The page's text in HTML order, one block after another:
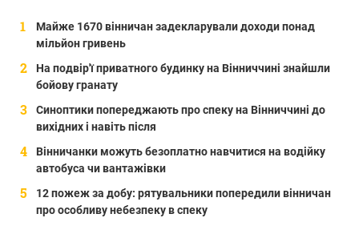
Майже 1670 вінничан задекларували доходи понад
мільйон гривень
На подвір'ї приватного будинку на Вінниччині знайшли
бойову гранату
Синоптики попереджають про спеку на Вінниччині до
вихідних і навіть після
Вінничанки можуть безоплатно навчитися на водійку
автобуса чи вантажівки
12 пожеж за добу: рятувальники попередили вінничан
про особливу небезпеку в спеку